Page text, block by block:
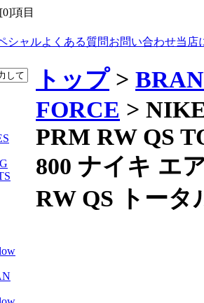
[0]項目
シャルよくある質問お問い合わせ当店
トップ>
FORCE >
PRM RW QS
800 ナイキ エ
RW QS トー